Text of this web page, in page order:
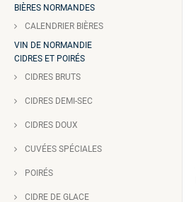
BIÈRES NORMANDES
CALENDRIER BIÈRES
VIN DE NORMANDIE
CIDRES ET POIRÉS
CIDRES BRUTS
CIDRES DEMI-SEC
CIDRES DOUX
CUVÉES SPÉCIALES
POIRÉS
CIDRE DE GLACE